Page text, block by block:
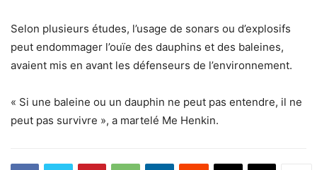
Selon plusieurs études, l’usage de sonars ou d’explosifs
peut endommager l’ouïe des dauphins et des baleines,
avaient mis en avant les défenseurs de l’environnement.
« Si une baleine ou un dauphin ne peut pas entendre, il ne
peut pas survivre », a martelé Me Henkin.